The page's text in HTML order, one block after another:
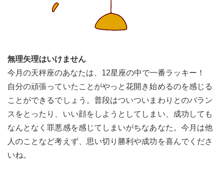
無理矢理はいけません
今月の天秤座のあなたは、12星座の中で一番ラッキー！
自分の頑張っていたことがやっと花開き始めるのを感じる
ことができるでしょう。普段はついついまわりとのバラン
スをとったり、いい顔をしようとしてしまい、成功しても
なんとなく罪悪感を感じてしまいがちなあなた。今月は他
人のことなど考えず、思い切り勝利や成功を喜んでくださ
いね。